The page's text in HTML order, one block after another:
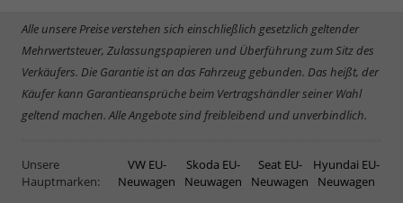
Alle unsere Preise verstehen sich einschließlich gesetzlich geltender
Mehrwertsteuer, Zulassungspapieren und Überführung zum Sitz des
Verkäufers. Die Garantie ist an das Fahrzeug gebunden. Das heißt, der
Käufer kann Garantieansprüche beim Vertragshändler seiner Wahl
geltend machen. Alle Angebote sind freibleibend und unverbindlich.
Unsere
Hauptmarken:
VW EU-
Neuwagen
Skoda EU-
Neuwagen
Seat EU-
Neuwagen
Hyundai EU-
Neuwagen